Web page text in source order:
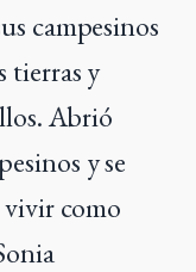
campesinos
tierras y
Abrió
y se
vivir como